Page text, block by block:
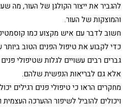
להגביר את ייצור הקולגן של העור, מה
והמוצקות של העור.
חשוב לדבר עם איש מקצוע כמו
כדי לקבוע את טיפול הפנים הטוב
גברים רבים עשויים לגלות שטיפולי
אלא גם לבריאות הנפשית שלהם.
מחקרים הראו כי טיפולי פנים רגילים
ויכולים להוביל לשיפור ההערכה העצמית